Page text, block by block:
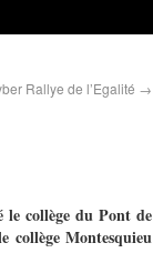
Rallye de l’Egalité →
le collège du Pont de
collège Montesquieu